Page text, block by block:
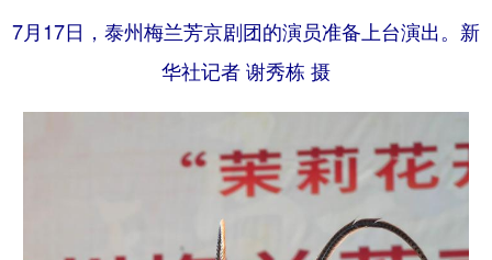
7月17日，泰州梅兰芳京剧团的演员准备上台演出。新
华社记者 谢秀栋 摄